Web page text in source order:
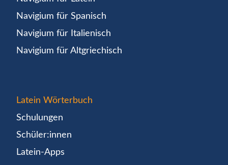
Navigium für Spanisch
Navigium für Italienisch
Navigium für Altgriechisch
Latein Wörterbuch
Schulungen
Schüler:innen
Latein-Apps